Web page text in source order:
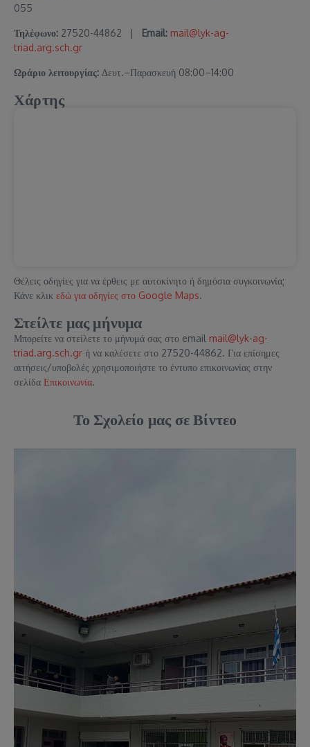
055
Τηλέφωνο: 27520-44862 | Email: mail@lyk-ag-
triad.arg.sch.gr
Ωράριο λειτουργίας: Δευτ.–Παρασκευή 08:00–14:00
Χάρτης
Θέλεις οδηγίες για να έρθεις με αυτοκίνητο ή δημόσια συγκοινωνία;
Κάνε κλικ εδώ για οδηγίες στο Google Maps.
Στείλτε μας μήνυμα
Μπορείτε να στείλετε το μήνυμά σας στο email mail@lyk-ag-
triad.arg.sch.gr ή να καλέσετε στο 27520-44862. Για επίσημες
αιτήσεις/υποβολές χρησιμοποιήστε το έντυπο επικοινωνίας στην
σελίδα Επικοινωνία.
Το Σχολείο μας σε Βίντεο